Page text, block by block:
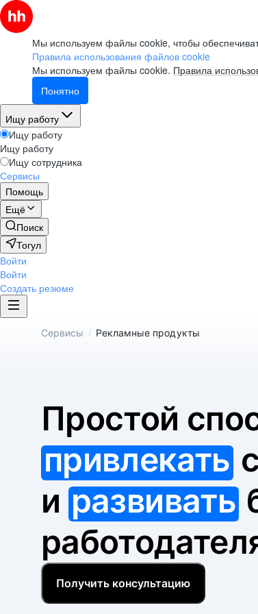
Мы используем файлы cookie, чтобы
Правила использования файлов cookie
Мы используем файлы cookie. Правила
Понятно
Ищу работу
Ищу работу
Ищу работу
Ищу сотрудника
Сервисы
Помощь
Ещё
Поиск
Тогул
Войти
Войти
Создать резюме
Сервисы / Рекламные продукты
Простой
привлекать
и развивать
Получить консультацию